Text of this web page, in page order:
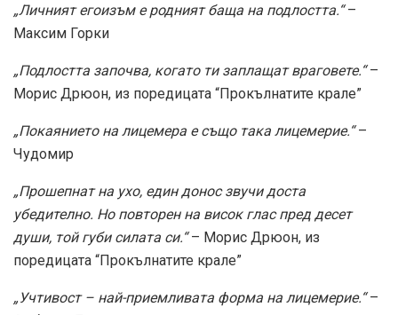
„Личният егоизъм е родният баща на подлостта.“–
Максим Горки
„Подлостта започва, когато ти заплащат враговете.“–
Морис Дрюон, из поредицата “Прокълнатите крале”
„Покаянието на лицемера е също така лицемерие.“–
Чудомир
„Прошепнат на ухо, един донос звучи доста
убедително. Но повторен на висок глас пред десет
души, той губи силата си.“– Морис Дрюон, из
поредицата “Прокълнатите крале”
„Учтивост – най-приемливата форма на лицемерие.“–